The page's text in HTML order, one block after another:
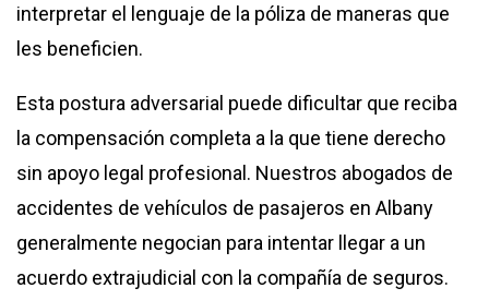
interpretar el lenguaje de la póliza de maneras que
les beneficien.
Esta postura adversarial puede dificultar que reciba
la compensación completa a la que tiene derecho
sin apoyo legal profesional. Nuestros abogados de
accidentes de vehículos de pasajeros en Albany
generalmente negocian para intentar llegar a un
acuerdo extrajudicial con la compañía de seguros.